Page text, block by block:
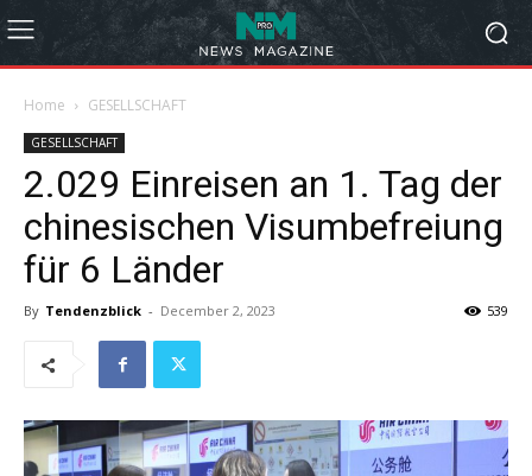
Home GESELLSCHAFT
GESELLSCHAFT
2.029 Einreisen an 1. Tag der
chinesischen Visumbefreiung
für 6 Länder
By Tendenzblick - December 2, 2023 539